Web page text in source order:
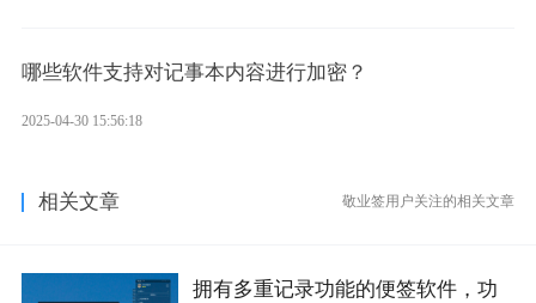
哪些软件支持对记事本内容进行加密？
2025-04-30 15:56:18
相关文章 敬业签用户关注的相关文章
拥有多重记录功能的便签软件，功